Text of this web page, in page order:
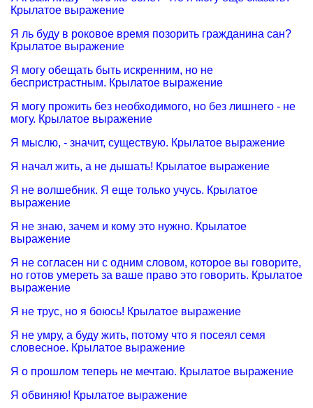
Крылатое выражение
Я ль буду в роковое время позорить гражданина сан?
Крылатое выражение
Я могу обещать быть искренним, но не
беспристрастным. Крылатое выражение
Я могу прожить без необходимого, но без лишнего - не
могу. Крылатое выражение
Я мыслю, - значит, существую. Крылатое выражение
Я начал жить, а не дышать! Крылатое выражение
Я не волшебник. Я еще только учусь. Крылатое
выражение
Я не знаю, зачем и кому это нужно. Крылатое
выражение
Я не согласен ни с одним словом, которое вы говорите,
но готов умереть за ваше право это говорить. Крылатое
выражение
Я не трус, но я боюсь! Крылатое выражение
Я не умру, а буду жить, потому что я посеял семя
словесное. Крылатое выражение
Я о прошлом теперь не мечтаю. Крылатое выражение
Я обвиняю! Крылатое выражение